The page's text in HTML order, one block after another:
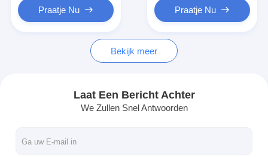
Gevallen
Openluchtlcd Digitale Signage
vloer die lcd digitale signage bevinden zich
Praatje Nu Praatje Nu
Bekijk meer
Laat Een Bericht Achter
We Zullen Snel Antwoorden